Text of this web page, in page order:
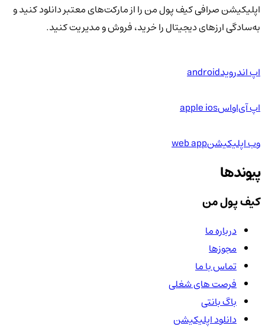
اپلیکیشن صرافی کیف پول من را از مارکت‌های معتبر دانلود کنید و
به‌سادگی ارزهای دیجیتال را خرید، فروش و مدیریت کنید.
اپ اندرویدandroid
اپ آی‌او‌اسapple ios
وب اپلیکیشنweb app
پیوندها
کیف پول من
درباره ما
مجوزها
تماس با ما
فرصت های شغلی
باگ بانتی
دانلود اپلیکیشن